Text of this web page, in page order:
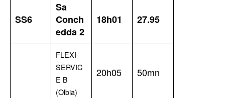
SS6
Sa
Conch
edda 2
18h01 27.95
FLEXI-
SERVIC
E B
(Olbia)
20h05 50mn